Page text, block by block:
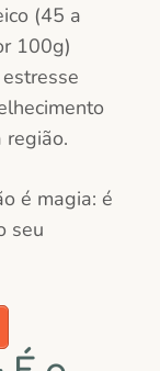
(45 a
100g)
região.
é magia: é
seu